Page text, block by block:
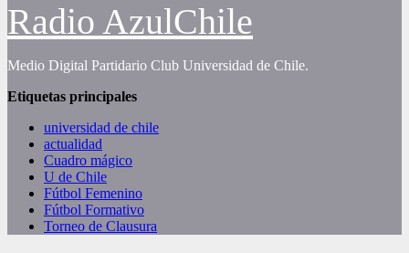
Radio AzulChile
Medio Digital Partidario Club Universidad de Chile.
Etiquetas principales
universidad de chile
actualidad
Cuadro mágico
U de Chile
Fútbol Femenino
Fútbol Formativo
Torneo de Clausura